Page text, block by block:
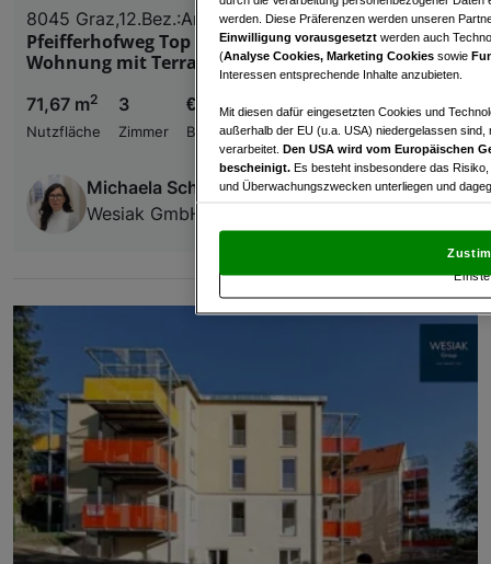
8045 Graz,12.Bez.:Andritz
Pfeifferhofweg Top 3: 3-Zimmer-Erdgeschoss-
Wohnung mit Terrasse in Andritz
71,67 m2
Nutzfläche
3
Zimmer
€ 1.069,22
Bruttomiete
Michaela Schweiger
Wesiak GmbH
werden. Diese Präferenzen werden unseren
Einwilligung vorausgesetzt werden auch
(Analyse Cookies, Marketing Cookies sowie
Interessen entsprechende Inhalte anzubieten.
Mit diesen dafür eingesetzten Cookies und
außerhalb der EU (u.a. USA) niedergelassen
verarbeitet. Den USA wird vom Europäischen
bescheinigt. Es besteht insbesondere das
und Überwachungszwecken unterliegen und
und Widerspruch gegen die Verarbeitung auf der
„Cookie Einstellungen“, die sich auf jeder Seite
Wir und unsere Partner
und der Performance von Inhalten,
Liste der Partner (Lieferanten)